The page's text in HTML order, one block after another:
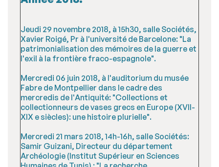
Jeudi 29 novembre 2018, à 15h30, salle Sociétés,
Xavier Roigé, Pr à l'université de Barcelone: "La
patrimonialisation des mémoires de la guerre et
l'exil à la frontière fraco-espagnole".
Mercredi 06 juin 2018, à l'auditorium du musée
Fabre de Montpellier dans le cadre des
mercredis de l'Antiquité: "Collections et
collectionneurs de vases grecs en Europe (XVII-
XIX e siècles): une histoire plurielle".
Mercredi 21 mars 2018, 14h-16h, salle Sociétés:
Samir Guizani, Directeur du département
Archéologie (Institut Supérieur en Sciences